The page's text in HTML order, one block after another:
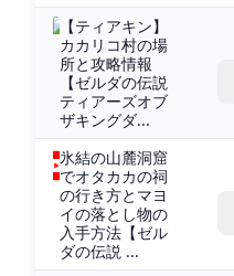
【ティアキン】
カカリコ村の場
所と攻略情報
【ゼルダの伝説
ティアーズオブ
ザキングダ...
氷結の山麓洞窟
でオタカカの祠
の行き方とマヨ
イの落とし物の
入手方法【ゼル
ダの伝説 ...